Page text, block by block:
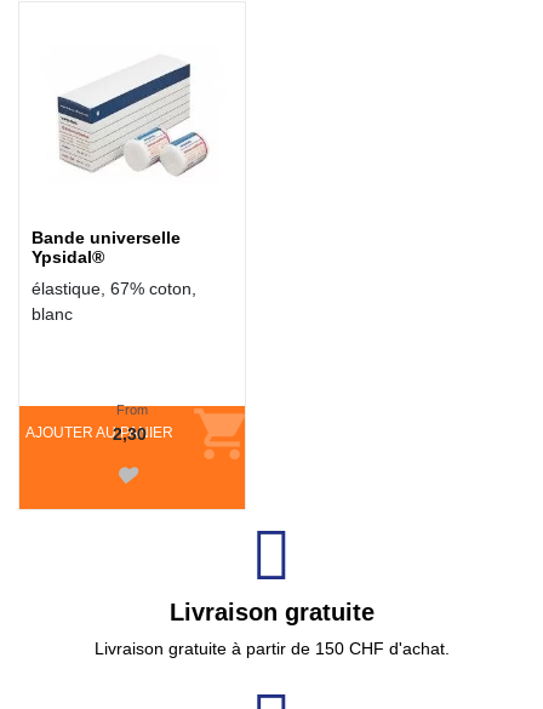
Bande universelle
Ypsidal®
élastique, 67% coton,
blanc
AJOUTER AU PANIER
From
2,30
Livraison gratuite
Livraison gratuite à partir de 150 CHF d'achat.